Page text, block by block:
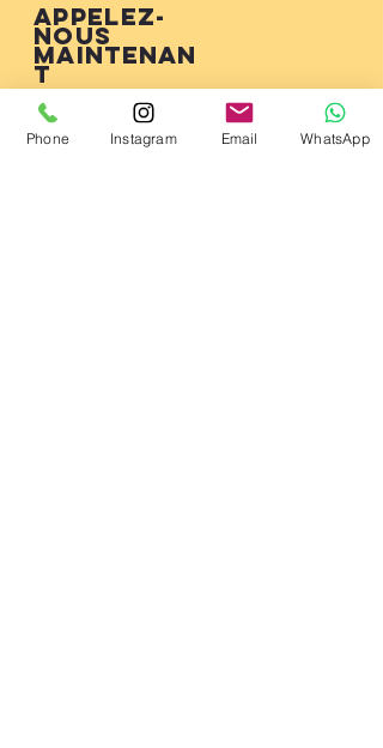
Appelez-
nous
maintenan
t
(914) 529-1150
Connecte-toi
avec nous
Phone Instagram Email WhatsApp